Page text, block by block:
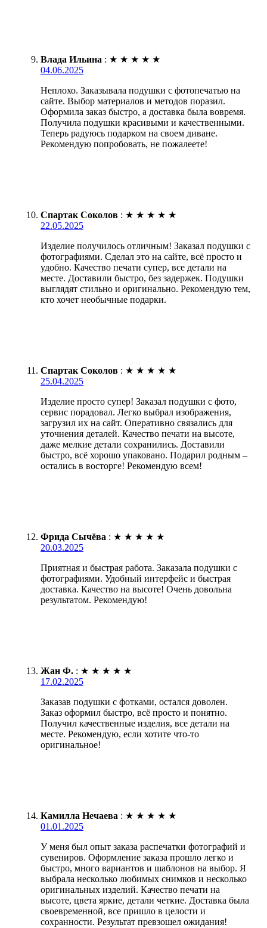
Влада Ильина : ★ ★ ★ ★ ★
04.06.2025
Неплохо. Заказывала подушки с фотопечатью на
сайте. Выбор материалов и методов поразил.
Оформила заказ быстро, а доставка была вовремя.
Получила подушки красивыми и качественными.
Теперь радуюсь подарком на своем диване.
Рекомендую попробовать, не пожалеете!
Спартак Соколов : ★ ★ ★ ★ ★
22.05.2025
Изделие получилось отличным! Заказал подушки с
фотографиями. Сделал это на сайте, всё просто и
удобно. Качество печати супер, все детали на
месте. Доставили быстро, без задержек. Подушки
выглядят стильно и оригинально. Рекомендую тем,
кто хочет необычные подарки.
Спартак Соколов : ★ ★ ★ ★ ★
25.04.2025
Изделие просто супер! Заказал подушки с фото,
сервис порадовал. Легко выбрал изображения,
загрузил их на сайт. Оперативно связались для
уточнения деталей. Качество печати на высоте,
даже мелкие детали сохранились. Доставили
быстро, всё хорошо упаковано. Подарил родным –
остались в восторге! Рекомендую всем!
Фрида Сычёва : ★ ★ ★ ★ ★
20.03.2025
Приятная и быстрая работа. Заказала подушки с
фотографиями. Удобный интерфейс и быстрая
доставка. Качество на высоте! Очень довольна
результатом. Рекомендую!
Жан Ф. : ★ ★ ★ ★ ★
17.02.2025
Заказав подушки с фотками, остался доволен.
Заказ оформил быстро, всё просто и понятно.
Получил качественные изделия, все детали на
месте. Рекомендую, если хотите что-то
оригинальное!
Камилла Нечаева : ★ ★ ★ ★ ★
01.01.2025
У меня был опыт заказа распечатки фотографий и
сувениров. Оформление заказа прошло легко и
быстро, много вариантов и шаблонов на выбор. Я
выбрала несколько любимых снимков и несколько
оригинальных изделий. Качество печати на
высоте, цвета яркие, детали четкие. Доставка была
своевременной, все пришло в целости и
сохранности. Результат превзошел ожидания!